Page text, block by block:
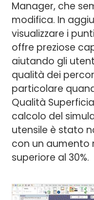
Manager, che
modifica. In
visualizzare i
offre preziose
aiutando gli
qualità dei
particolare
Qualità
calcolo del
utensile è stato
con un aumento
superiore al 30%.